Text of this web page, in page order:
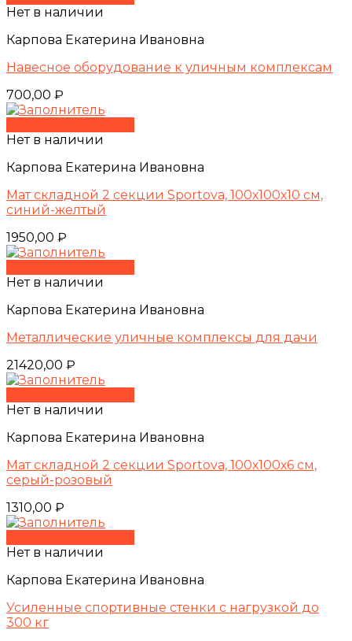
Нет в наличии
Карпова Екатерина Ивановна
Навесное оборудование к уличным комплексам
700,00 ₽
Нет в наличии
Карпова Екатерина Ивановна
Мат складной 2 секции Sportova, 100х100х10 см,
синий-желтый
1950,00 ₽
Нет в наличии
Карпова Екатерина Ивановна
Металлические уличные комплексы для дачи
21420,00 ₽
Нет в наличии
Карпова Екатерина Ивановна
Мат складной 2 секции Sportova, 100х100х6 см,
серый-розовый
1310,00 ₽
Нет в наличии
Карпова Екатерина Ивановна
Усиленные спортивные стенки с нагрузкой до
300 кг